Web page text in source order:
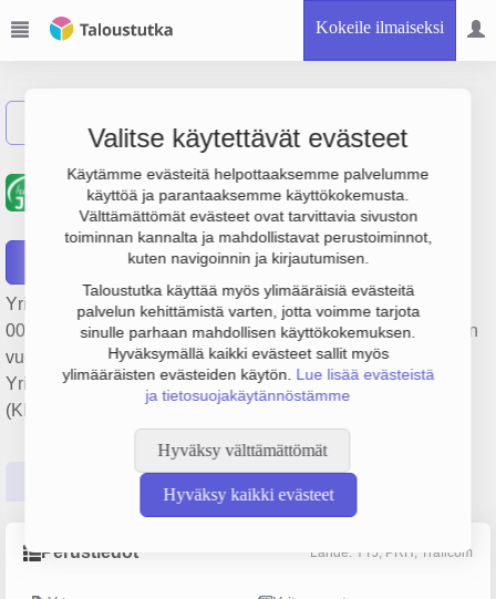
Kokeile ilmaiseksi
Valitse käytettävät evästeet
Käytämme evästeitä helpottaaksemme palvelumme
käyttöä ja parantaaksemme käyttökokemusta.
Välttämättömät evästeet ovat tarvittavia sivuston
toiminnan kannalta ja mahdollistavat perustoiminnot,
kuten navigoinnin ja kirjautumisen.
Taloustutka käyttää myös ylimääräisiä evästeitä
palvelun kehittämistä varten, jotta voimme tarjota
sinulle parhaan mahdollisen käyttökokemuksen.
Hyväksymällä kaikki evästeet sallit myös
ylimääräisten evästeiden käytön. Lue lisää evästeistä
ja tietosuojakäytännöstämme
Hyväksy välttämättömät
Hyväksy kaikki evästeet
Kiinteistö Oy Lahden
Centrum
Yrityksen Kiinteistö Oy Lahden Centrum liikevaihto on 255
000 € ja tulos -6 000 €. Sen päätoimiala on Muu kiinteistöjen
vuokraus ja hallinta, perustamisvuosi 1978 ja sijainti Lahti.
Yrityksen yhtiömuoto Keskinäinen kiinteistöosakeyhtiö
(KKOY).
Päättäjätiedot
Perustiedot Lähde: YTJ, PRH, Traficom